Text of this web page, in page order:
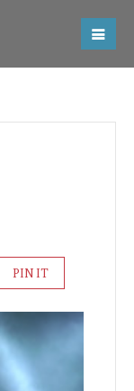
PIN IT